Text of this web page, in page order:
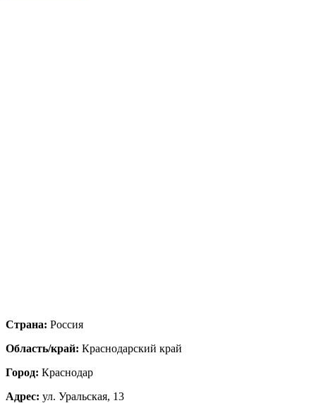
Страна: Россия
Область/край: Краснодарский край
Город: Краснодар
Адрес: ул. Уральская, 13